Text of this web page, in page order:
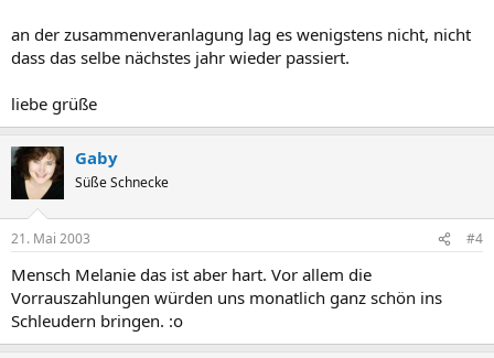
an der zusammenveranlagung lag es wenigstens nicht, nicht
dass das selbe nächstes jahr wieder passiert.
liebe grüße
Gaby
Süße Schnecke
21. Mai 2003 #4
Mensch Melanie das ist aber hart. Vor allem die
Vorrauszahlungen würden uns monatlich ganz schön ins
Schleudern bringen. :o